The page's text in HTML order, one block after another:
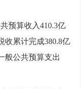
预算收入410.3亿
收累计完成380.8亿
般公共预算支出